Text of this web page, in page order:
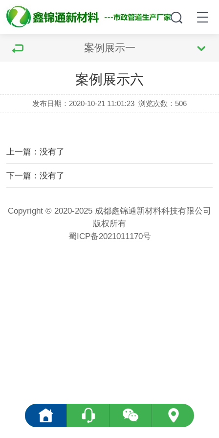
案例展示一
案例展示六
发布日期：2020-10-21 11:01:23 浏览次数： 506
上一篇：没有了
下一篇：没有了
Copyright © 2020-2025 成都鑫锦通新材料科技有限公司
版权所有
蜀ICP备2021011170号
<